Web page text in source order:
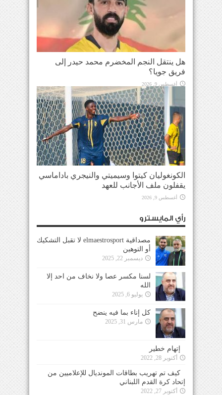
هل ينتقل النجم المخضرم محمد حيدر إلى
فريق جويا؟
أغسطس 9, 2026
الكونغوليان كيتوا وسيميتي والنيجري باداماسي
يقفلون ملف الأجانب للعهد
أغسطس 9, 2026
رأي المايسترو
مصداقية elmaestrosport لا تقبل التشكيك
أو التوهين
ديسمبر 22, 2025
لسنا مكسر عصا ولا نخاف من احد إلا
الله
يوليو 6, 2025
كل إناء بما فيه ينضح
مارس 31, 2025
إتهام خطير
أكتوبر 28, 2022
كيف تم تهريب بطاقات المونديال للإعلاميين من
إتحاد كرة القدم اللبناني
أكتوبر 27, 2022